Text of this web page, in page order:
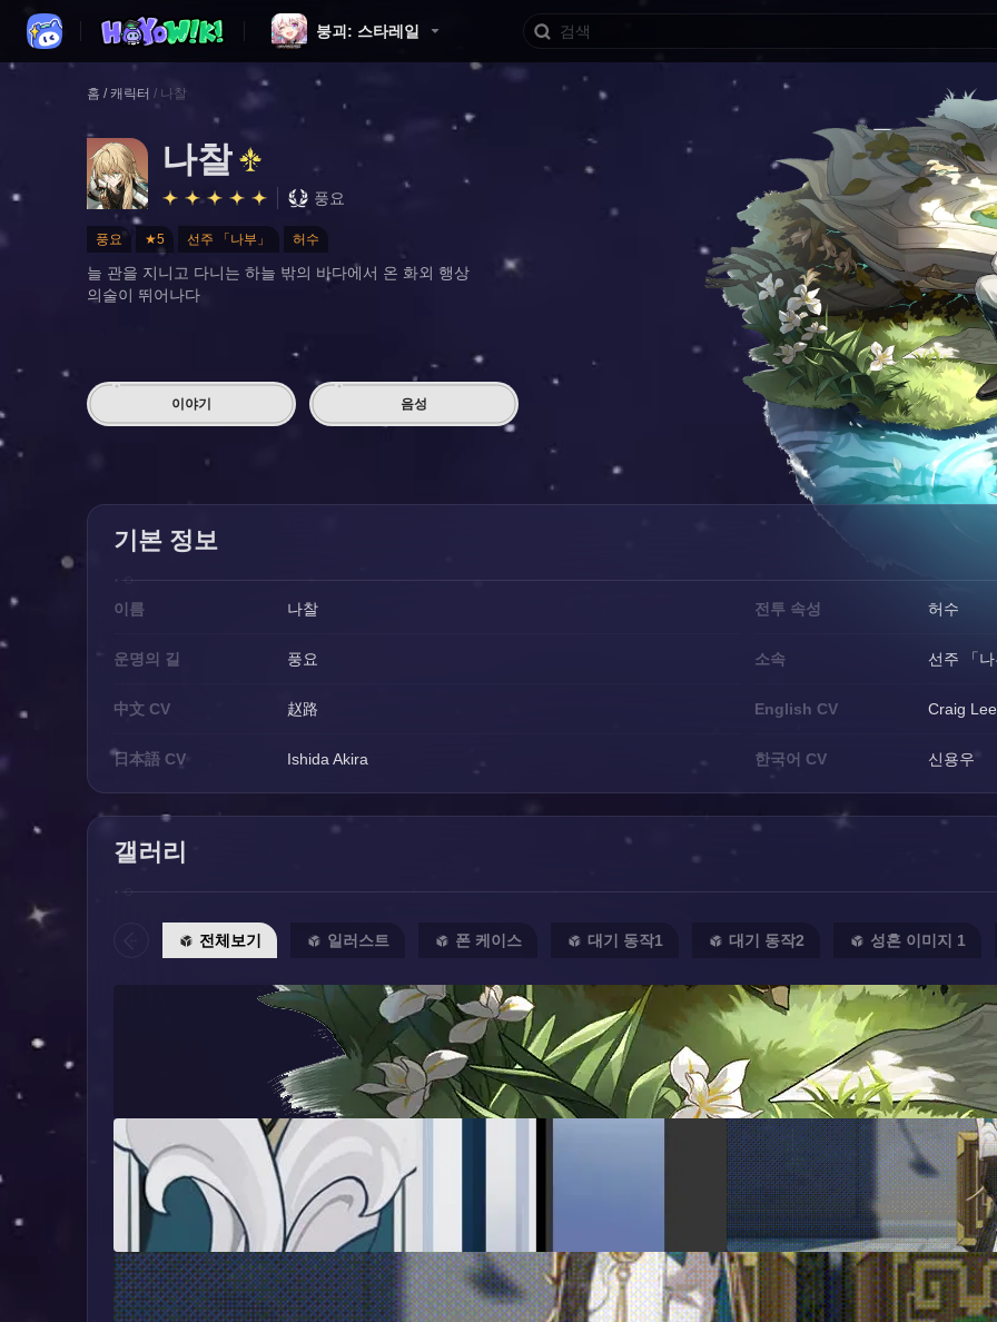
붕괴: 스타레일
홈 / 캐릭터 / 나찰
나찰
풍요
풍요 ★5 선주 「나부」 허수
늘 관을 지니고 다니는 하늘 밖의 바다에서 온 화외 행상
의술이 뛰어나다
이야기 음성
기본 정보
이름 나찰 전투 속성 허수
운명의 길 풍요 소속 선주 「
中文 CV 赵路 English CV Craig
日本語 CV Ishida Akira 한국어 CV 신용우
갤러리
전체보기 일러스트 폰 케이스 대기 동작1 대기 동작2 성혼 이미지 1